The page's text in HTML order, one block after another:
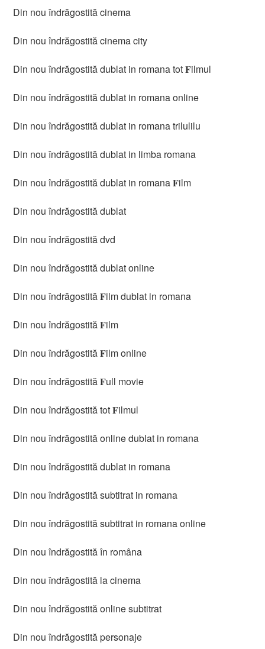
Din nou îndrăgostită cinema
Din nou îndrăgostită cinema city
Din nou îndrăgostită dublat in romana tot 𝐅ilmul
Din nou îndrăgostită dublat in romana online
Din nou îndrăgostită dublat in romana trilulilu
Din nou îndrăgostită dublat in limba romana
Din nou îndrăgostită dublat in romana 𝐅ilm
Din nou îndrăgostită dublat
Din nou îndrăgostită dvd
Din nou îndrăgostită dublat online
Din nou îndrăgostită 𝐅ilm dublat in romana
Din nou îndrăgostită 𝐅ilm
Din nou îndrăgostită 𝐅ilm online
Din nou îndrăgostită 𝐅ull movie
Din nou îndrăgostită tot 𝐅ilmul
Din nou îndrăgostită online dublat in romana
Din nou îndrăgostită dublat in romana
Din nou îndrăgostită subtitrat in romana
Din nou îndrăgostită subtitrat in romana online
Din nou îndrăgostită în româna
Din nou îndrăgostită la cinema
Din nou îndrăgostită online subtitrat
Din nou îndrăgostită personaje